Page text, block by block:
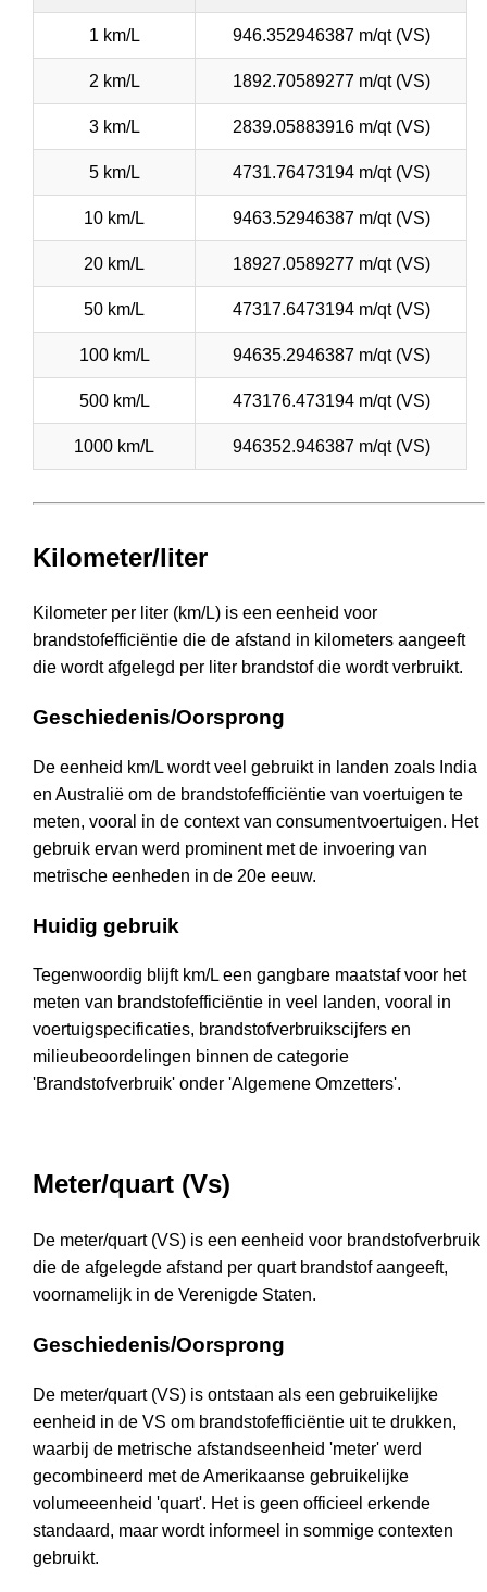
1 km/L 946.352946387 m/qt (VS)
2 km/L 1892.70589277 m/qt (VS)
3 km/L 2839.05883916 m/qt (VS)
5 km/L 4731.76473194 m/qt (VS)
10 km/L 9463.52946387 m/qt (VS)
20 km/L 18927.0589277 m/qt (VS)
50 km/L 47317.6473194 m/qt (VS)
100 km/L 94635.2946387 m/qt (VS)
500 km/L 473176.473194 m/qt (VS)
1000 km/L 946352.946387 m/qt (VS)
Kilometer/liter
Kilometer per liter (km/L) is een eenheid voor
brandstofefficiëntie die de afstand in kilometers aangeeft
die wordt afgelegd per liter brandstof die wordt verbruikt.
Geschiedenis/Oorsprong
De eenheid km/L wordt veel gebruikt in landen zoals India
en Australië om de brandstofefficiëntie van voertuigen te
meten, vooral in de context van consumentvoertuigen. Het
gebruik ervan werd prominent met de invoering van
metrische eenheden in de 20e eeuw.
Huidig gebruik
Tegenwoordig blijft km/L een gangbare maatstaf voor het
meten van brandstofefficiëntie in veel landen, vooral in
voertuigspecificaties, brandstofverbruikscijfers en
milieubeoordelingen binnen de categorie
'Brandstofverbruik' onder 'Algemene Omzetters'.
Meter/quart (Vs)
De meter/quart (VS) is een eenheid voor brandstofverbruik
die de afgelegde afstand per quart brandstof aangeeft,
voornamelijk in de Verenigde Staten.
Geschiedenis/Oorsprong
De meter/quart (VS) is ontstaan als een gebruikelijke
eenheid in de VS om brandstofefficiëntie uit te drukken,
waarbij de metrische afstandseenheid 'meter' werd
gecombineerd met de Amerikaanse gebruikelijke
volumeeenheid 'quart'. Het is geen officieel erkende
standaard, maar wordt informeel in sommige contexten
gebruikt.